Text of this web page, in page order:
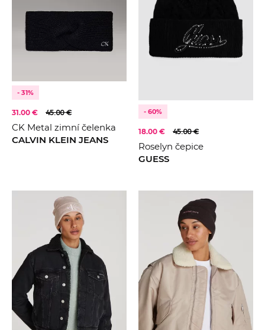
- 31%
31.00 € 45.00 €
CK Metal zimní čelenka
CALVIN KLEIN JEANS
- 60%
18.00 € 45.00 €
Roselyn čepice
GUESS